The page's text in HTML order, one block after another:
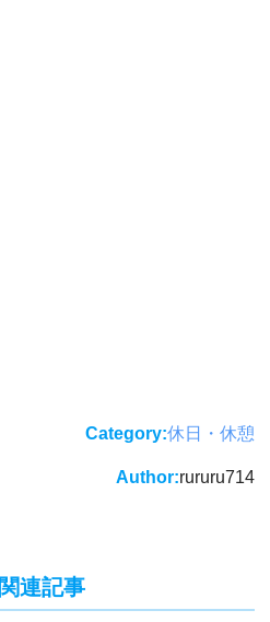
Category:休日・休憩
Author:rururu714
関連記事